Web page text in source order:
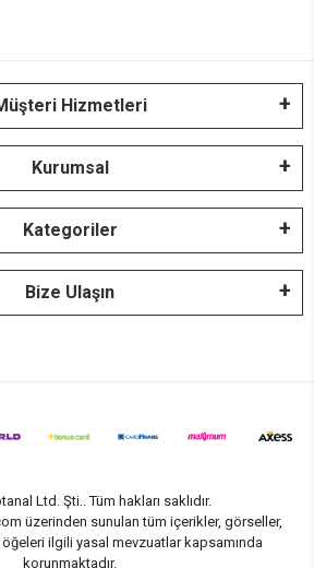
Hizmetleri
Kurumsal
Kategoriler
Bize Ulaşın
Ltd. Şti.. Tüm hakları saklıdır.
üzerinden sunulan tüm içerikler, görseller,
ilgili yasal mevzuatlar kapsamında
korunmaktadır.